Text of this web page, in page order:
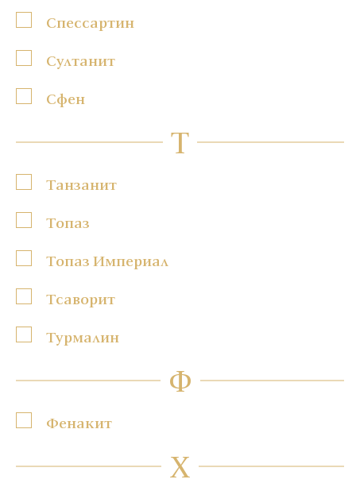
Спессартин
Султанит
Сфен
Т
Танзанит
Топаз
Топаз Империал
Тсаворит
Турмалин
Ф
Фенакит
Х